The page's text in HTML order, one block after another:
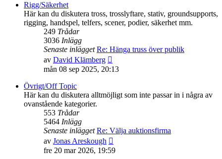
inlägget
Rigg/Säkerhet
Här kan du diskutera tross, trosslyftare, stativ, groundsupports,
rigging, handspel, telfers, scener, podier, säkerhet mm.
249 Trådar
3036 Inlägg
Senaste inlägget Re: Hänga truss över publik
av David Klämberg
till
inlägget
mån 08 sep 2025, 20:13
Övrigt/Off Topic
Här kan du diskutera alltmöjligt som inte passar in i några av
ovanstående kategorier.
553 Trådar
5464 Inlägg
Senaste inlägget Re: Välja auktionsfirma
av Jonas Areskough
till
fre 20 mar 2026, 19:59